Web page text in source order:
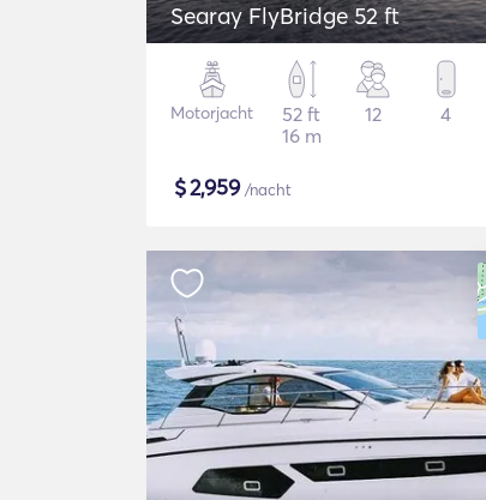
Searay FlyBridge 52 ft
Motorjacht
52 ft
16 m
12 4
$2,959/nacht